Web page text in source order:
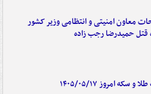
معاون امنیتی و انتظامی وزیر کشور
قتل حمیدرضا رجب زاده
و سکه امروز ۱۴۰۵/۰۵/۱۷